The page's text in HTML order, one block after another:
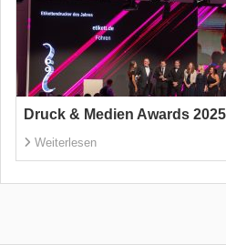
Druck & Medien Awards 2025
Weiterlesen